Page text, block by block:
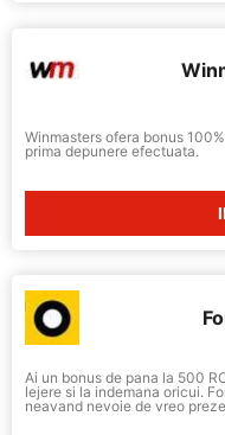
Winmasters ofera bonus
prima depunere efectuata.
Ai un bonus de pana la 500
lejere si la indemana oricui.
neavand nevoie de vreo